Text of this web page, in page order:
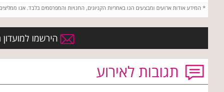
* המידע אודות ארועים ומבצעים הנו באחריות הקניונים, החנויות והמפרסמים בלבד. אנו
הירשמו
תגובות לאירוע